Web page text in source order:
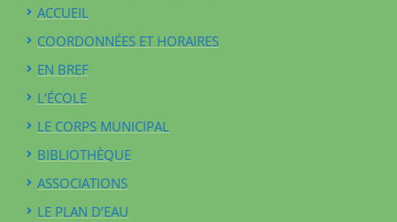
ACCUEIL
COORDONNÉES ET HORAIRES
EN BREF
L’ÉCOLE
LE CORPS MUNICIPAL
BIBLIOTHÈQUE
ASSOCIATIONS
LE PLAN D’EAU